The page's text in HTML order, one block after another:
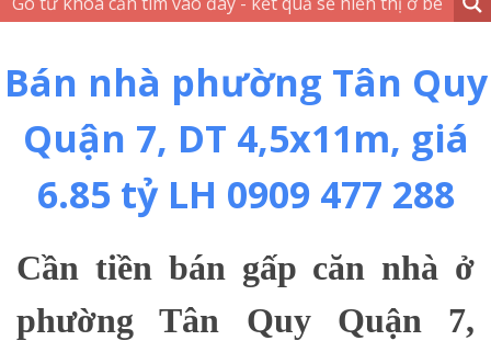
Bán nhà phường Tân Quy
Quận 7, DT 4,5x11m, giá
6.85 tỷ LH 0909 477 288
Cần tiền bán gấp căn nhà ở
phường Tân Quy Quận 7,